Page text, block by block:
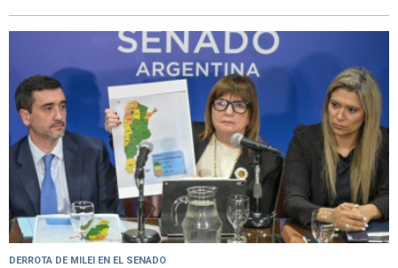
DERROTA DE MILEI EN EL SENADO